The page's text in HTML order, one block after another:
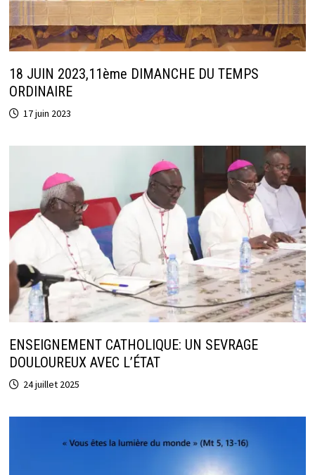
18 JUIN 2023,11ème DIMANCHE DU TEMPS
ORDINAIRE
17 juin 2023
ENSEIGNEMENT CATHOLIQUE: UN SEVRAGE
DOULOUREUX AVEC L’ÉTAT
24 juillet 2025